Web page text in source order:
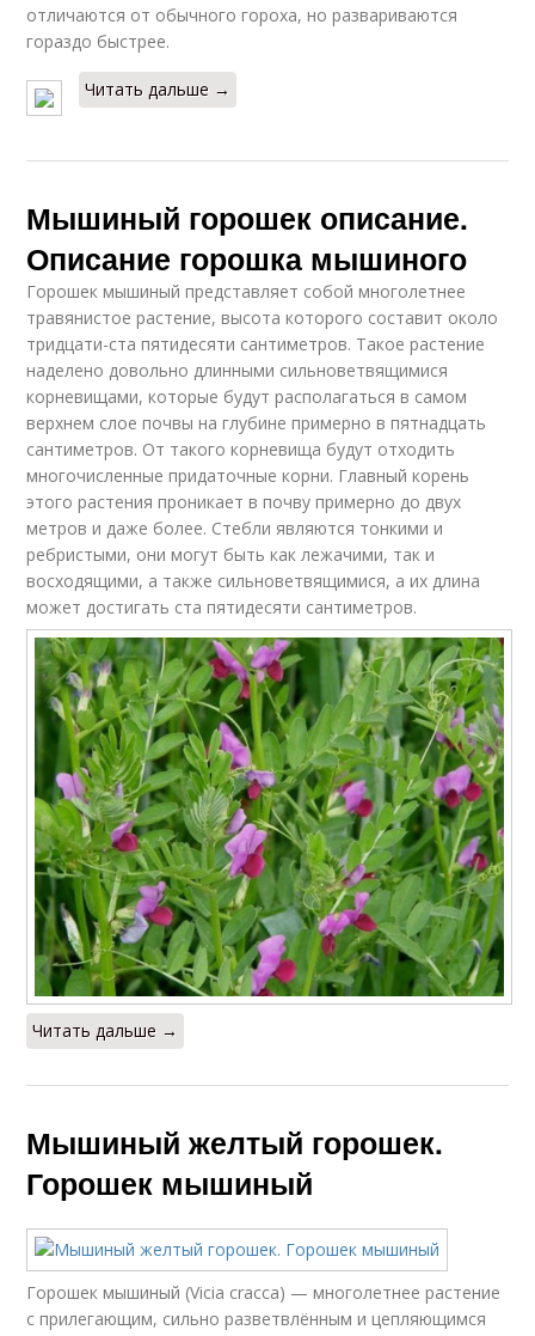
отличаются от обычного гороха, но развариваются
гораздо быстрее.
Читать дальше →
Мышиный горошек описание.
Описание горошка мышиного
Горошек мышиный представляет собой многолетнее
травянистое растение, высота которого составит около
тридцати-ста пятидесяти сантиметров. Такое растение
наделено довольно длинными сильноветвящимися
корневищами, которые будут располагаться в самом
верхнем слое почвы на глубине примерно в пятнадцать
сантиметров. От такого корневища будут отходить
многочисленные придаточные корни. Главный корень
этого растения проникает в почву примерно до двух
метров и даже более. Стебли являются тонкими и
ребристыми, они могут быть как лежачими, так и
восходящими, а также сильноветвящимися, а их длина
может достигать ста пятидесяти сантиметров.
Читать дальше →
Мышиный желтый горошек.
Горошек мышиный
Горошек мышиный (Vicia cracca) — многолетнее растение
с прилегающим, сильно разветвлённым и цепляющимся